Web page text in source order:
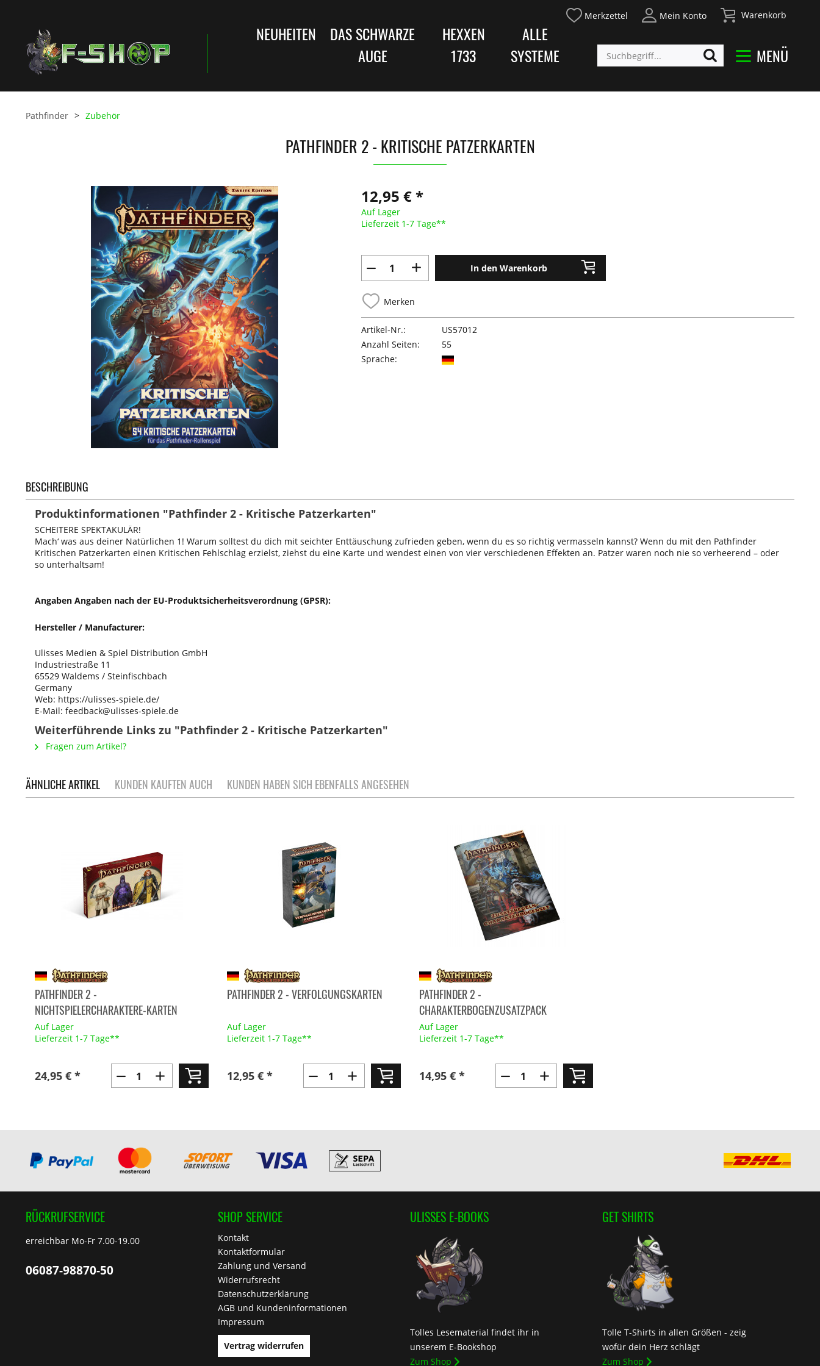
Merkzettel Mein Konto Warenkorb
MENÜ
NEUHEITEN
DAS SCHWARZE
AUGE
HEXXEN
1733
ALLE
SYSTEME
Pathfinder Zubehör
PATHFINDER 2 - KRITISCHE PATZERKARTEN
12,95 € *
Auf Lager
Lieferzeit 1-7 Tage**
In den Warenkorb
Merken
Artikel-Nr.:
US57012
Anzahl Seiten:
55
Sprache:
BESCHREIBUNG
Produktinformationen "Pathfinder 2 - Kritische Patzerkarten"
SCHEITERE SPEKTAKULÄR!
Mach‘ was aus deiner Natürlichen 1! Warum solltest du dich mit seichter Enttäuschung zufrieden geben, wenn du es so richtig vermasseln kannst? Wenn du mit den Pathfinder
Kritischen Patzerkarten einen Kritischen Fehlschlag erzielst, ziehst du eine Karte und wendest einen von vier verschiedenen Effekten an. Patzer waren noch nie so verheerend – oder
so unterhaltsam!
Angaben Angaben nach der EU-Produktsicherheitsverordnung (GPSR):
Hersteller / Manufacturer:
Ulisses Medien & Spiel Distribution GmbH
Industriestraße 11
65529 Waldems / Steinfischbach
Germany
Web: https://ulisses-spiele.de/
E-Mail: feedback@ulisses-spiele.de
Weiterführende Links zu "Pathfinder 2 - Kritische Patzerkarten"
Fragen zum Artikel?
ÄHNLICHE ARTIKEL KUNDEN KAUFTEN AUCH KUNDEN HABEN SICH EBENFALLS ANGESEHEN
PATHFINDER 2 -
NICHTSPIELERCHARAKTERE-KARTEN
Auf Lager
Lieferzeit 1-7 Tage**
24,95 € *
PATHFINDER 2 - VERFOLGUNGSKARTEN
Auf Lager
Lieferzeit 1-7 Tage**
12,95 € *
PATHFINDER 2 -
CHARAKTERBOGENZUSATZPACK
Auf Lager
Lieferzeit 1-7 Tage**
14,95 € *
RÜCKRUFSERVICE
erreichbar Mo-Fr 7.00-19.00
06087-98870-50
SHOP SERVICE
Kontakt
Kontaktformular
Zahlung und Versand
Widerrufsrecht
Datenschutzerklärung
AGB und Kundeninformationen
Impressum
Vertrag widerrufen
ULISSES E-BOOKS
Tolles Lesematerial findet ihr in
unserem E-Bookshop
Zum Shop
GET SHIRTS
Tolle T-Shirts in allen Größen - zeig
wofür dein Herz schlägt
Zum Shop